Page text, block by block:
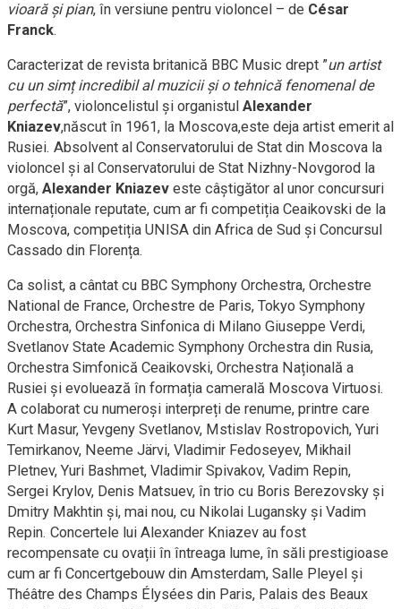
vioară şi pian, în versiune pentru violoncel – de César
Franck.
Caracterizat de revista britanică BBC Music drept ”un artist
cu un simț incredibil al muzicii și o tehnică fenomenal de
perfectă”, violoncelistul și organistul Alexander
Kniazev,născut în 1961, la Moscova,este deja artist emerit al
Rusiei. Absolvent al Conservatorului de Stat din Moscova la
violoncel și al Conservatorului de Stat Nizhny-Novgorod la
orgă, Alexander Kniazev este câștigător al unor concursuri
internaționale reputate, cum ar fi competiția Ceaikovski de la
Moscova, competiția UNISA din Africa de Sud și Concursul
Cassado din Florența.
Ca solist, a cântat cu BBC Symphony Orchestra, Orchestre
National de France, Orchestre de Paris, Tokyo Symphony
Orchestra, Orchestra Sinfonica di Milano Giuseppe Verdi,
Svetlanov State Academic Symphony Orchestra din Rusia,
Orchestra Simfonică Ceaikovski, Orchestra Națională a
Rusiei și evoluează în formația camerală Moscova Virtuosi.
A colaborat cu numeroși interpreți de renume, printre care
Kurt Masur, Yevgeny Svetlanov, Mstislav Rostropovich, Yuri
Temirkanov, Neeme Järvi, Vladimir Fedoseyev, Mikhail
Pletnev, Yuri Bashmet, Vladimir Spivakov, Vadim Repin,
Sergei Krylov, Denis Matsuev, în trio cu Boris Berezovsky și
Dmitry Makhtin și, mai nou, cu Nikolai Lugansky și Vadim
Repin. Concertele lui Alexander Kniazev au fost
recompensate cu ovații în întreaga lume, în săli prestigioase
cum ar fi Concertgebouw din Amsterdam, Salle Pleyel și
Théâtre des Champs Élysées din Paris, Palais des Beaux